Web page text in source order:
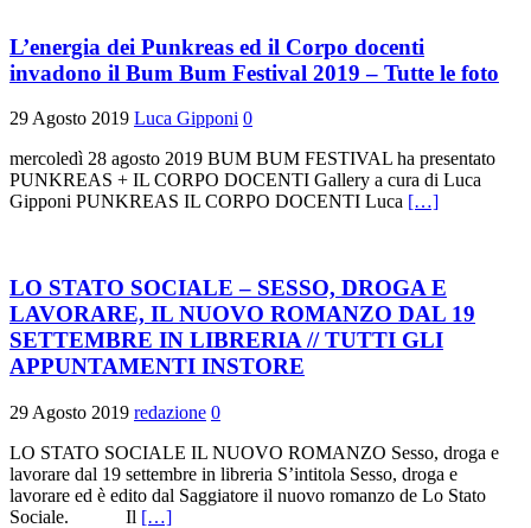
L’energia dei Punkreas ed il Corpo docenti
invadono il Bum Bum Festival 2019 – Tutte le foto
29 Agosto 2019 Luca Gipponi 0
mercoledì 28 agosto 2019 BUM BUM FESTIVAL ha presentato
PUNKREAS + IL CORPO DOCENTI Gallery a cura di Luca
Gipponi PUNKREAS IL CORPO DOCENTI Luca […]
LO STATO SOCIALE – SESSO, DROGA E
LAVORARE, IL NUOVO ROMANZO DAL 19
SETTEMBRE IN LIBRERIA // TUTTI GLI
APPUNTAMENTI INSTORE
29 Agosto 2019 redazione 0
LO STATO SOCIALE IL NUOVO ROMANZO Sesso, droga e
lavorare dal 19 settembre in libreria S’intitola Sesso, droga e
lavorare ed è edito dal Saggiatore il nuovo romanzo de Lo Stato
Sociale. Il […]